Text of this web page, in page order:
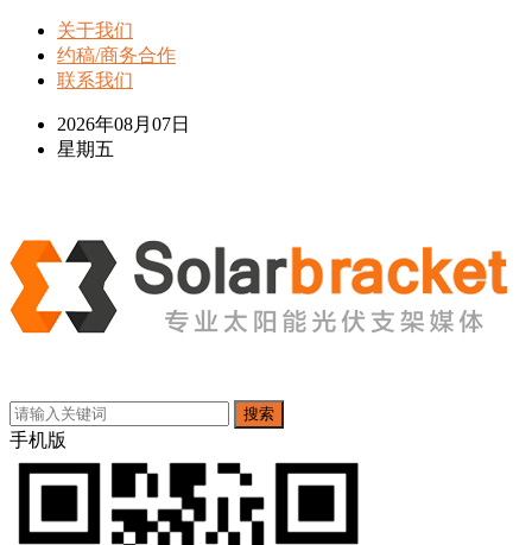
关于我们
约稿/商务合作
联系我们
2026年08月07日
星期五
搜索
手机版